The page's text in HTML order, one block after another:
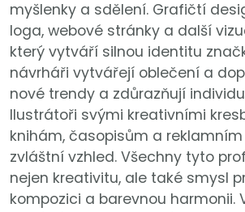
myšlenky a sdělení. Grafičtí
loga, webové stránky a další
který vytváří silnou identitu
návrháři vytvářejí oblečení a
nové trendy a zdůrazňují
Ilustrátoři svými kreativními
knihám, časopisům a
zvláštní vzhled. Všechny tyto
nejen kreativitu, ale také smysl
kompozici a barevnou harmonii.